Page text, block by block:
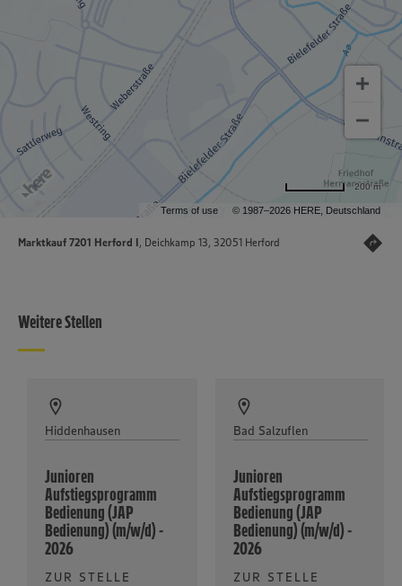
Terms of use © 1987–2026 HERE, Deutschland
200 m
Marktkauf 7201 Herford I, Deichkamp 13, 32051 Herford
Weitere Stellen
Hiddenhausen
Junioren
Aufstiegsprogramm
Bedienung (JAP
Bedienung) (m/w/d) -
2026
ZUR STELLE
Bad Salzuflen
Junioren
Aufstiegsprogramm
Bedienung (JAP
Bedienung) (m/w/d) -
2026
ZUR STELLE